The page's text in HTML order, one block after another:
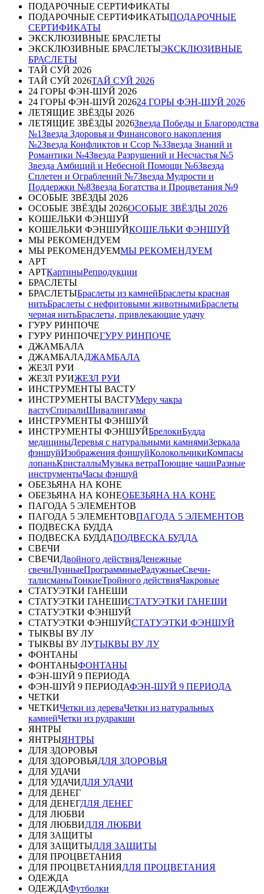
ПОДАРОЧНЫЕ СЕРТИФИКАТЫ
ПОДАРОЧНЫЕ СЕРТИФИКАТЫПОДАРОЧНЫЕ
СЕРТИФИКАТЫ
ЭКСКЛЮЗИВНЫЕ БРАСЛЕТЫ
ЭКСКЛЮЗИВНЫЕ БРАСЛЕТЫЭКСКЛЮЗИВНЫЕ
БРАСЛЕТЫ
ТАЙ СУЙ 2026
ТАЙ СУЙ 2026ТАЙ СУЙ 2026
24 ГОРЫ ФЭН-ШУЙ 2026
24 ГОРЫ ФЭН-ШУЙ 202624 ГОРЫ ФЭН-ШУЙ 2026
ЛЕТЯЩИЕ ЗВЁЗДЫ 2026
ЛЕТЯЩИЕ ЗВЁЗДЫ 2026Звезда Победы и Благородства
№1Звезда Здоровья и Финансового накопления
№2Звезда Конфликтов и Ссор №3Звезда Знаний и
Романтики №4Звезда Разрушений и Несчастья №5
Звезда Амбиций и Небесной Помощи №6Звезда
Сплетен и Ограблений №7Звезда Мудрости и
Поддержки №8Звезда Богатства и Процветания №9
ОСОБЫЕ ЗВЁЗДЫ 2026
ОСОБЫЕ ЗВЁЗДЫ 2026ОСОБЫЕ ЗВЁЗДЫ 2026
КОШЕЛЬКИ ФЭНШУЙ
КОШЕЛЬКИ ФЭНШУЙКОШЕЛЬКИ ФЭНШУЙ
МЫ РЕКОМЕНДУЕМ
МЫ РЕКОМЕНДУЕММЫ РЕКОМЕНДУЕМ
АРТ
АРТКартиныРепродукции
БРАСЛЕТЫ
БРАСЛЕТЫБраслеты из камнейБраслеты красная
нитьБраслеты с нефритовыми животнымиБраслеты
черная нитьБраслеты, привлекающие удачу
ГУРУ РИНПОЧЕ
ГУРУ РИНПОЧЕГУРУ РИНПОЧЕ
ДЖАМБАЛА
ДЖАМБАЛАДЖАМБАЛА
ЖЕЗЛ РУИ
ЖЕЗЛ РУИЖЕЗЛ РУИ
ИНСТРУМЕНТЫ ВАСТУ
ИНСТРУМЕНТЫ ВАСТУМеру чакра
вастуСпиралиШивалингамы
ИНСТРУМЕНТЫ ФЭНШУЙ
ИНСТРУМЕНТЫ ФЭНШУЙБрелокиБудда
медициныДеревья с натуральными камнямиЗеркала
фэншуйИзображения фэншуйКолокольчикиКомпасы
лопаньКристаллыМузыка ветраПоющие чашиРазные
инструментыЧасы фэншуй
ОБЕЗЬЯНА НА КОНЕ
ОБЕЗЬЯНА НА КОНЕОБЕЗЬЯНА НА КОНЕ
ПАГОДА 5 ЭЛЕМЕНТОВ
ПАГОДА 5 ЭЛЕМЕНТОВПАГОДА 5 ЭЛЕМЕНТОВ
ПОДВЕСКА БУДДА
ПОДВЕСКА БУДДАПОДВЕСКА БУДДА
СВЕЧИ
СВЕЧИДвойного действияДенежные
свечиЛунныеПрограммныеРадужныеСвечи-
талисманыТонкиеТройного действияЧакровые
СТАТУЭТКИ ГАНЕШИ
СТАТУЭТКИ ГАНЕШИСТАТУЭТКИ ГАНЕШИ
СТАТУЭТКИ ФЭНШУЙ
СТАТУЭТКИ ФЭНШУЙСТАТУЭТКИ ФЭНШУЙ
ТЫКВЫ ВУ ЛУ
ТЫКВЫ ВУ ЛУТЫКВЫ ВУ ЛУ
ФОНТАНЫ
ФОНТАНЫФОНТАНЫ
ФЭН-ШУЙ 9 ПЕРИОДА
ФЭН-ШУЙ 9 ПЕРИОДАФЭН-ШУЙ 9 ПЕРИОДА
ЧЕТКИ
ЧЕТКИЧетки из дереваЧетки из натуральных
камнейЧетки из рудракши
ЯНТРЫ
ЯНТРЫЯНТРЫ
ДЛЯ ЗДОРОВЬЯ
ДЛЯ ЗДОРОВЬЯДЛЯ ЗДОРОВЬЯ
ДЛЯ УДАЧИ
ДЛЯ УДАЧИДЛЯ УДАЧИ
ДЛЯ ДЕНЕГ
ДЛЯ ДЕНЕГДЛЯ ДЕНЕГ
ДЛЯ ЛЮБВИ
ДЛЯ ЛЮБВИДЛЯ ЛЮБВИ
ДЛЯ ЗАЩИТЫ
ДЛЯ ЗАЩИТЫДЛЯ ЗАЩИТЫ
ДЛЯ ПРОЦВЕТАНИЯ
ДЛЯ ПРОЦВЕТАНИЯДЛЯ ПРОЦВЕТАНИЯ
ОДЕЖДА
ОДЕЖДАФутболки